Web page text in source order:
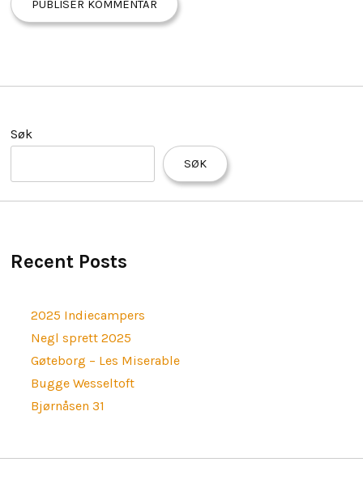
Søk
SØK
Recent Posts
2025 Indiecampers
Negl sprett 2025
Gøteborg – Les Miserable
Bugge Wesseltoft
Bjørnåsen 31